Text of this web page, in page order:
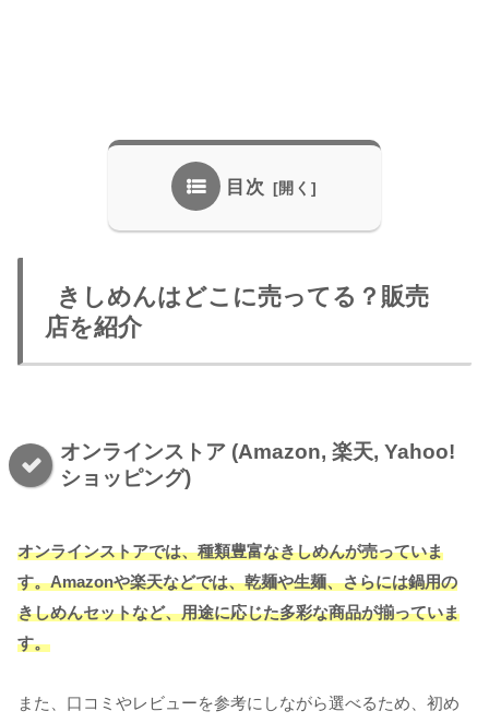
目次
きしめんはどこに売ってる？販売
店を紹介
オンラインストア (Amazon, 楽天, Yahoo!
ショッピング)
オンラインストアでは、種類豊富なきしめんが売っていま
す。Amazonや楽天などでは、乾麺や生麺、さらには鍋用の
きしめんセットなど、用途に応じた多彩な商品が揃っていま
す。
また、口コミやレビューを参考にしながら選べるため、初め